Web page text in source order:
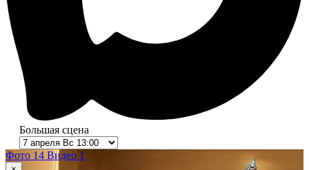
Большая сцена
Фото 14 Видео 1